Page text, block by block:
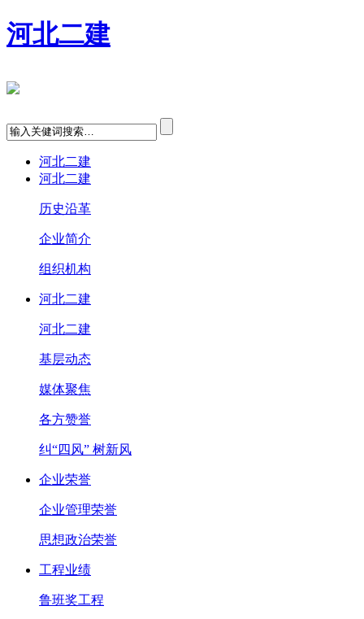
河北二建
河北二建
河北二建
历史沿革
企业简介
组织机构
河北二建
河北二建
基层动态
媒体聚焦
各方赞誉
纠“四风” 树新风
企业荣誉
企业管理荣誉
思想政治荣誉
工程业绩
鲁班奖工程